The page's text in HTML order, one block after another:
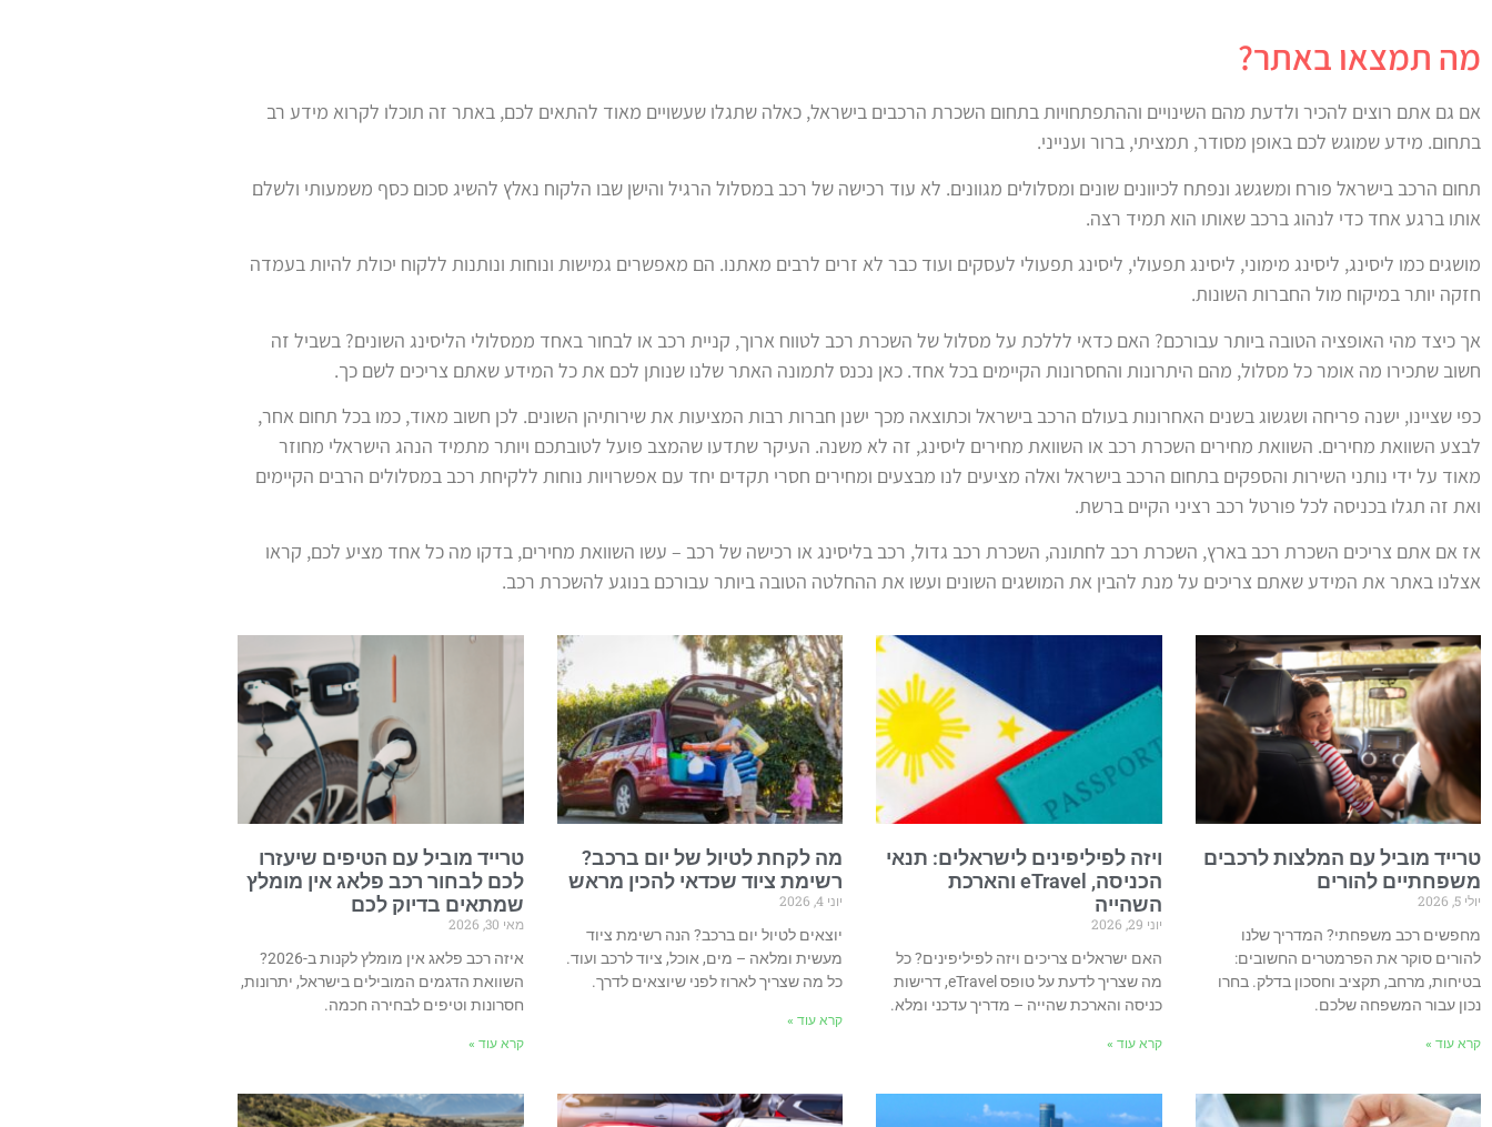
מה תמצאו באתר?
אם גם אתם רוצים להכיר ולדעת מהם השינויים וההתפתחויות בתחום השכרת הרכבים בישראל, כאלה שתגלו שעשויים מאוד להתאים לכם, באתר זה תוכלו לקרוא מידע רב
בתחום. מידע שמוגש לכם באופן מסודר, תמציתי, ברור וענייני.
תחום הרכב בישראל פורח ומשגשג ונפתח לכיוונים שונים ומסלולים מגוונים. לא עוד רכישה של רכב במסלול הרגיל והישן שבו הלקוח נאלץ להשיג סכום כסף משמעותי ולשלם
אותו ברגע אחד כדי לנהוג ברכב שאותו הוא תמיד רצה.
מושגים כמו ליסינג, ליסינג מימוני, ליסינג תפעולי, ליסינג תפעולי לעסקים ועוד כבר לא זרים לרבים מאתנו. הם מאפשרים גמישות ונוחות ונותנות ללקוח יכולת להיות בעמדה
חזקה יותר במיקוח מול החברות השונות.
אך כיצד מהי האופציה הטובה ביותר עבורכם? האם כדאי לללכת על מסלול של השכרת רכב לטווח ארוך, קניית רכב או לבחור באחד ממסלולי הליסינג השונים? בשביל זה
חשוב שתכירו מה אומר כל מסלול, מהם היתרונות והחסרונות הקיימים בכל אחד. כאן נכנס לתמונה האתר שלנו שנותן לכם את כל המידע שאתם צריכים לשם כך.
כפי שציינו, ישנה פריחה ושגשוג בשנים האחרונות בעולם הרכב בישראל וכתוצאה מכך ישנן חברות רבות המציעות את שירותיהן השונים. לכן חשוב מאוד, כמו בכל תחום אחר,
לבצע השוואת מחירים. השוואת מחירים השכרת רכב או השוואת מחירים ליסינג, זה לא משנה. העיקר שתדעו שהמצב פועל לטובתכם ויותר מתמיד הנהג הישראלי מחוזר
מאוד על ידי נותני השירות והספקים בתחום הרכב בישראל ואלה מציעים לנו מבצעים ומחירים חסרי תקדים יחד עם אפשרויות נוחות ללקיחת רכב במסלולים הרבים הקיימים
ואת זה תגלו בכניסה לכל פורטל רכב רציני הקיים ברשת.
אז אם אתם צריכים השכרת רכב בארץ, השכרת רכב לחתונה, השכרת רכב גדול, רכב בליסינג או רכישה של רכב – עשו השוואת מחירים, בדקו מה כל אחד מציע לכם, קראו
אצלנו באתר את המידע שאתם צריכים על מנת להבין את המושגים השונים ועשו את ההחלטה הטובה ביותר עבורכם בנוגע להשכרת רכב.
טרייד מוביל עם המלצות לרכבים
משפחתיים להורים
יולי 5, 2026
מחפשים רכב משפחתי? המדריך שלנו
להורים סוקר את הפרמטרים החשובים:
בטיחות, מרחב, תקציב וחסכון בדלק. בחרו
נכון עבור המשפחה שלכם.
קרא עוד »
ויזה לפיליפינים לישראלים: תנאי
הכניסה, eTravel והארכת
השהייה
יוני 29, 2026
האם ישראלים צריכים ויזה לפיליפינים? כל
מה שצריך לדעת על טופס eTravel, דרישות
כניסה והארכת שהייה – מדריך עדכני ומלא.
קרא עוד »
מה לקחת לטיול של יום ברכב?
רשימת ציוד שכדאי להכין מראש
יוני 4, 2026
יוצאים לטיול יום ברכב? הנה רשימת ציוד
מעשית ומלאה – מים, אוכל, ציוד לרכב ועוד.
כל מה שצריך לארוז לפני שיוצאים לדרך.
קרא עוד »
טרייד מוביל עם הטיפים שיעזרו
לכם לבחור רכב פלאג אין מומלץ
שמתאים בדיוק לכם
מאי 30, 2026
איזה רכב פלאג אין מומלץ לקנות ב-2026?
השוואת הדגמים המובילים בישראל, יתרונות,
חסרונות וטיפים לבחירה חכמה.
קרא עוד »